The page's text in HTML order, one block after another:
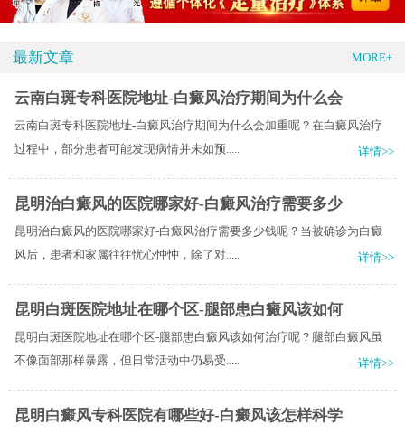
最新文章 MORE+
云南白斑专科医院地址-白癜风治疗期间为什么会
云南白斑专科医院地址-白癜风治疗期间为什么会加重呢？在白癜风治疗
过程中，部分患者可能发现病情并未如预.....
详情>>
昆明治白癜风的医院哪家好-白癜风治疗需要多少
昆明治白癜风的医院哪家好-白癜风治疗需要多少钱呢？当被确诊为白癜
风后，患者和家属往往忧心忡忡，除了对.....
详情>>
昆明白斑医院地址在哪个区-腿部患白癜风该如何
昆明白斑医院地址在哪个区-腿部患白癜风该如何治疗呢？腿部白癜风虽
不像面部那样暴露，但日常活动中仍易受.....
详情>>
昆明白癜风专科医院有哪些好-白癜风该怎样科学